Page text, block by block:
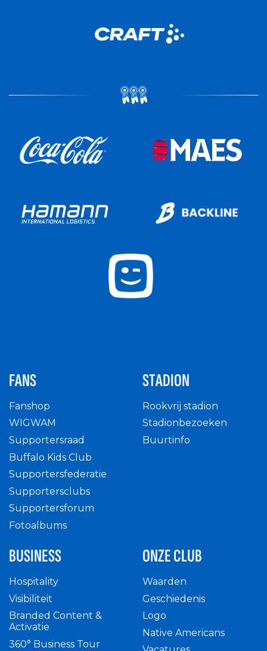
FANS
Fanshop
WIGWAM
Supportersraad
Buffalo Kids Club
Supportersfederatie
Supportersclubs
Supportersforum
Fotoalbums
STADION
Rookvrij stadion
Stadionbezoeken
Buurtinfo
BUSINESS
Hospitality
Visibiliteit
Branded Content &
Activatie
360° Business Tour
ONZE CLUB
Waarden
Geschiedenis
Logo
Native Americans